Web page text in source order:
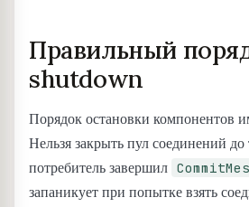
Правильный
shutdown
Порядок остановки компонентов
Нельзя закрыть пул соединений до
потребитель завершил
запаникует при попытке взять